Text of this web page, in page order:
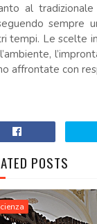
al
sempre
tempi. Le scelte
affrontate con
POSTS